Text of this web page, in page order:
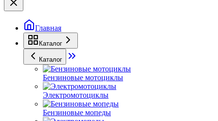
Главная
Каталог
Каталог
Бензиновые мотоциклы
Электромотоциклы
Бензиновые мопеды